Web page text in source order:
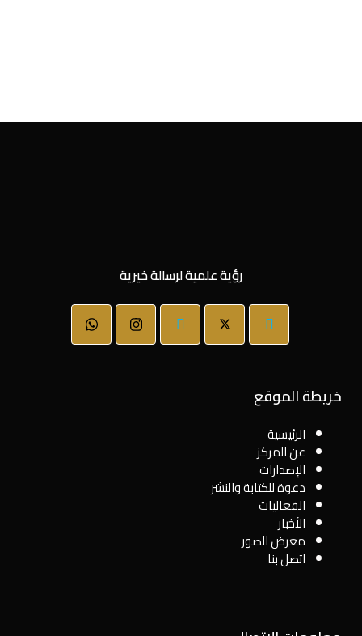
رؤية علمية لرسالة خيرية
خريطة الموقع
الرئيسية
عن المركز
الإصدارات
دعوة للكتابة والنشر
الفعاليات
الأخبار
معرض الصور
اتصل بنا